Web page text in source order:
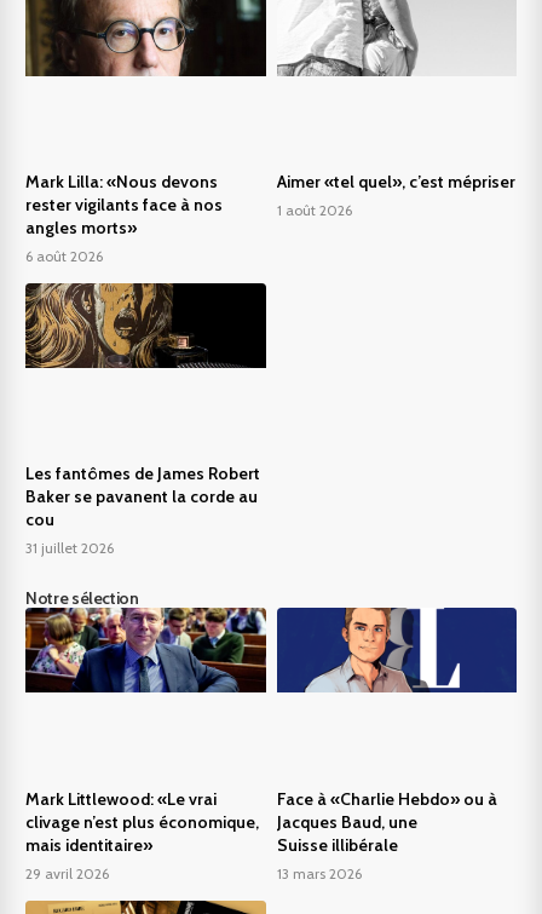
Mark Lilla: «Nous devons
rester vigilants face à nos
angles morts»
6 août 2026
Aimer «tel quel», c’est mépriser
1 août 2026
Les fantômes de James Robert
Baker se pavanent la corde au
cou
31 juillet 2026
Notre sélection
Mark Littlewood: «Le vrai
clivage n’est plus économique,
mais identitaire»
29 avril 2026
Face à «Charlie Hebdo» ou à
Jacques Baud, une
Suisse illibérale
13 mars 2026